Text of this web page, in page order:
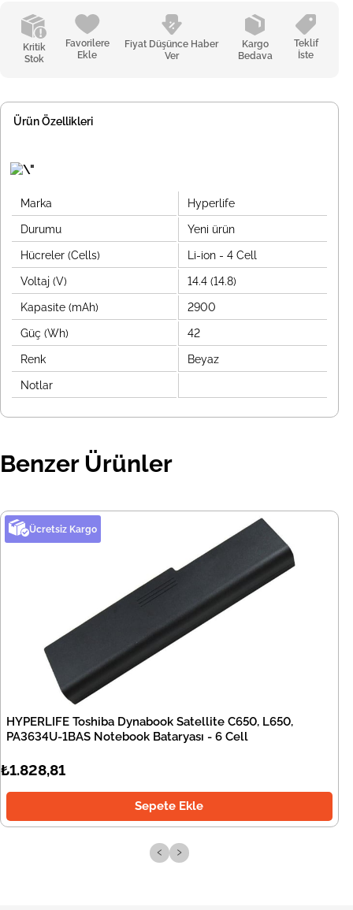
Kritik
Stok
Favorilere
Ekle
Fiyat Düşünce Haber
Ver
Kargo
Bedava
Teklif
İste
Ürün Özellikleri
Marka Hyperlife
Durumu Yeni ürün
Hücreler (Cells) Li-ion - 4 Cell
Voltaj (V) 14.4 (14.8)
Kapasite (mAh) 2900
Güç (Wh) 42
Renk Beyaz
Notlar
Benzer Ürünler
Ücretsiz Kargo
HYPERLIFE Toshiba Dynabook Satellite C650, L650,
PA3634U-1BAS Notebook Bataryası - 6 Cell
₺1.828,81
Sepete Ekle
‹ ›